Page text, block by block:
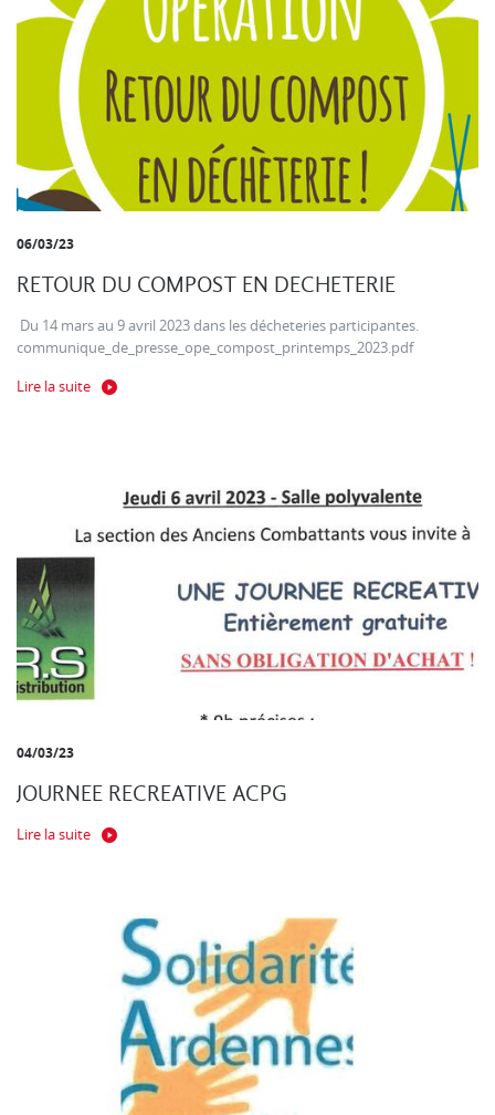
06/03/23
RETOUR DU COMPOST EN DECHETERIE
Du 14 mars au 9 avril 2023 dans les décheteries participantes.
communique_de_presse_ope_compost_printemps_2023.pdf
Lire la suite
04/03/23
JOURNEE RECREATIVE ACPG
Lire la suite